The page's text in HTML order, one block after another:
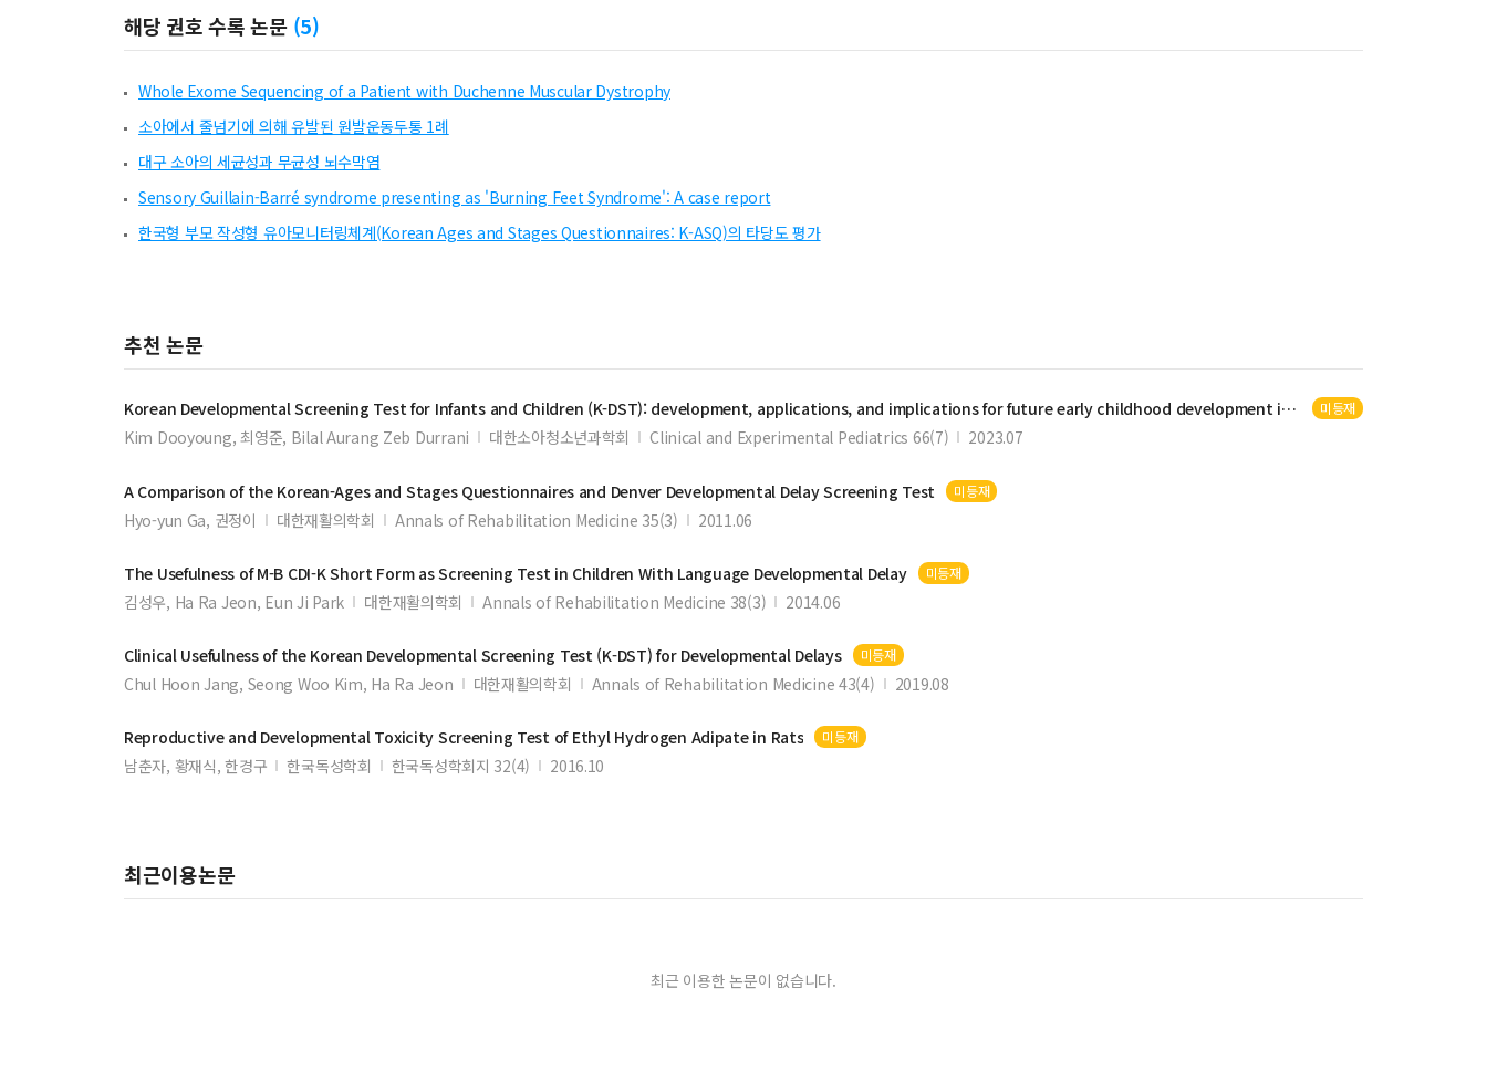
해당 권호 수록 논문 (5)
Whole Exome Sequencing of a Patient with Duchenne Muscular Dystrophy
소아에서 줄넘기에 의해 유발된 원발운동두통 1례
대구 소아의 세균성과 무균성 뇌수막염
Sensory Guillain-Barré syndrome presenting as 'Burning Feet Syndrome': A case report
한국형 부모 작성형 유아모니터링체계(Korean Ages and Stages Questionnaires: K-ASQ)의 타당도 평가
추천 논문
Korean DevelopmentalScreening Testfor Infants and Children (K-DST): development, applications, and implications for future early childhood development interventions 미등재
Kim Dooyoung, 최영준, Bilal Aurang Zeb Durrani 대한소아청소년과학회 Clinical and Experimental Pediatrics 66(7) 2023.07
A Comparison of the Korean-Ages and Stages Questionnaires and Denver Developmental DelayScreening Test 미등재
Hyo-yun Ga, 권정이 대한재활의학회 Annals of Rehabilitation Medicine 35(3) 2011.06
The Usefulness of M-B CDI-K Short Form asScreening Test in Children With Language Developmental Delay 미등재
김성우, Ha Ra Jeon, Eun Ji Park 대한재활의학회 Annals of Rehabilitation Medicine 38(3) 2014.06
Clinical Usefulness of the Korean Developmental Screening Test (K-DST) for DevelopmentalDelays 미등재
Chul Hoon Jang, Seong Woo Kim, Ha Ra Jeon 대한재활의학회 Annals of Rehabilitation Medicine 43(4) 2019.08
Reproductive and DevelopmentalToxicity Screening Testof Ethyl Hydrogen Adipate in Rats 미등재
남춘자, 황재식, 한경구 한국독성학회 한국독성학회지 32(4) 2016.10
최근이용논문
최근 이용한 논문이 없습니다.